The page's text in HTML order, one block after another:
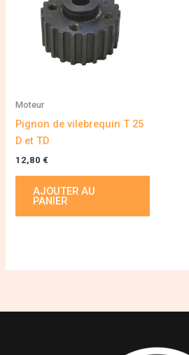
Moteur
Pignon de vilebrequin T 25
D et TD
12,80 €
AJOUTER AU
PANIER